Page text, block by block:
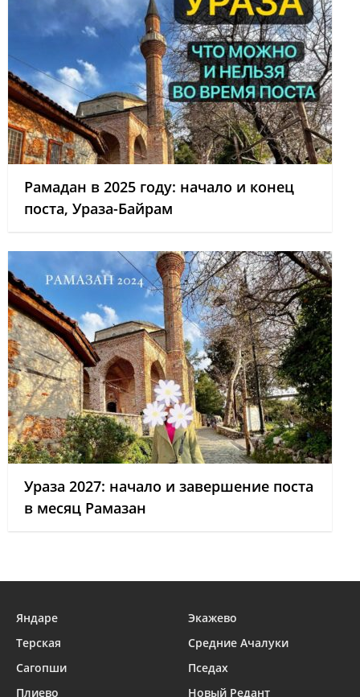
Рамадан в 2025 году: начало и конец
поста, Ураза-Байрам
Ураза 2027: начало и завершение поста
в месяц Рамазан
Яндаре
Экажево
Терская
Средние Ачалуки
Сагопши
Пседах
Плиево
Новый Редант